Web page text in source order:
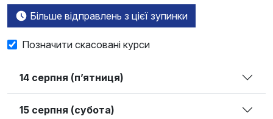
Більше відправлень з цієї зупинки
Позначити скасовані курси
14 серпня (п’ятниця)
15 серпня (субота)